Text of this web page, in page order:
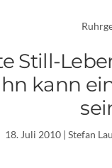
Still-
kann
18. Juli 2010 | Stefan